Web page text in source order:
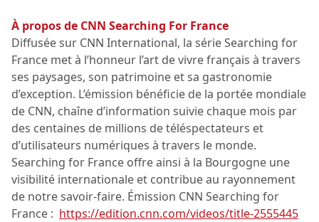
À propos de CNN Searching For France
Diffusée sur CNN International, la série Searching for
France met à l’honneur l’art de vivre français à travers
ses paysages, son patrimoine et sa gastronomie
d’exception. L’émission bénéficie de la portée mondiale
de CNN, chaîne d’information suivie chaque mois par
des centaines de millions de téléspectateurs et
d’utilisateurs numériques à travers le monde.
Searching for France offre ainsi à la Bourgogne une
visibilité internationale et contribue au rayonnement
de notre savoir-faire. Émission CNN Searching for
France : https://edition.cnn.com/videos/title-2555445